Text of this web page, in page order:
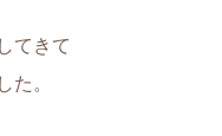
てきて
た。